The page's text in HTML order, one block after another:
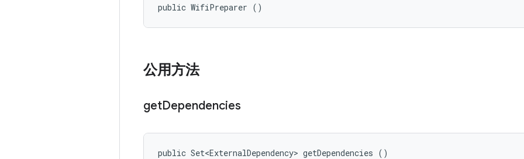
public WifiPreparer ()
公用方法
getDependencies
public Set<ExternalDependency> getDependencies ()